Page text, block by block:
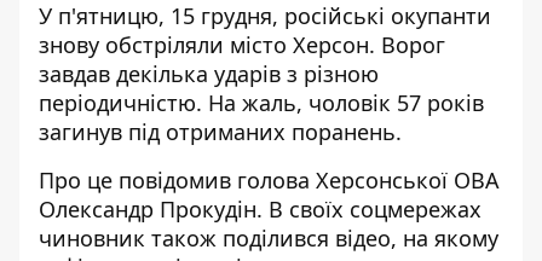
У п'ятницю, 15 грудня, російські окупанти
знову обстріляли місто Херсон. Ворог
завдав декілька ударів з різною
періодичністю. На жаль, чоловік 57 років
загинув під отриманих поранень.
Про це повідомив голова Херсонської ОВА
Олександр Прокудін. В своїх соцмережах
чиновник також поділився відео, на якому